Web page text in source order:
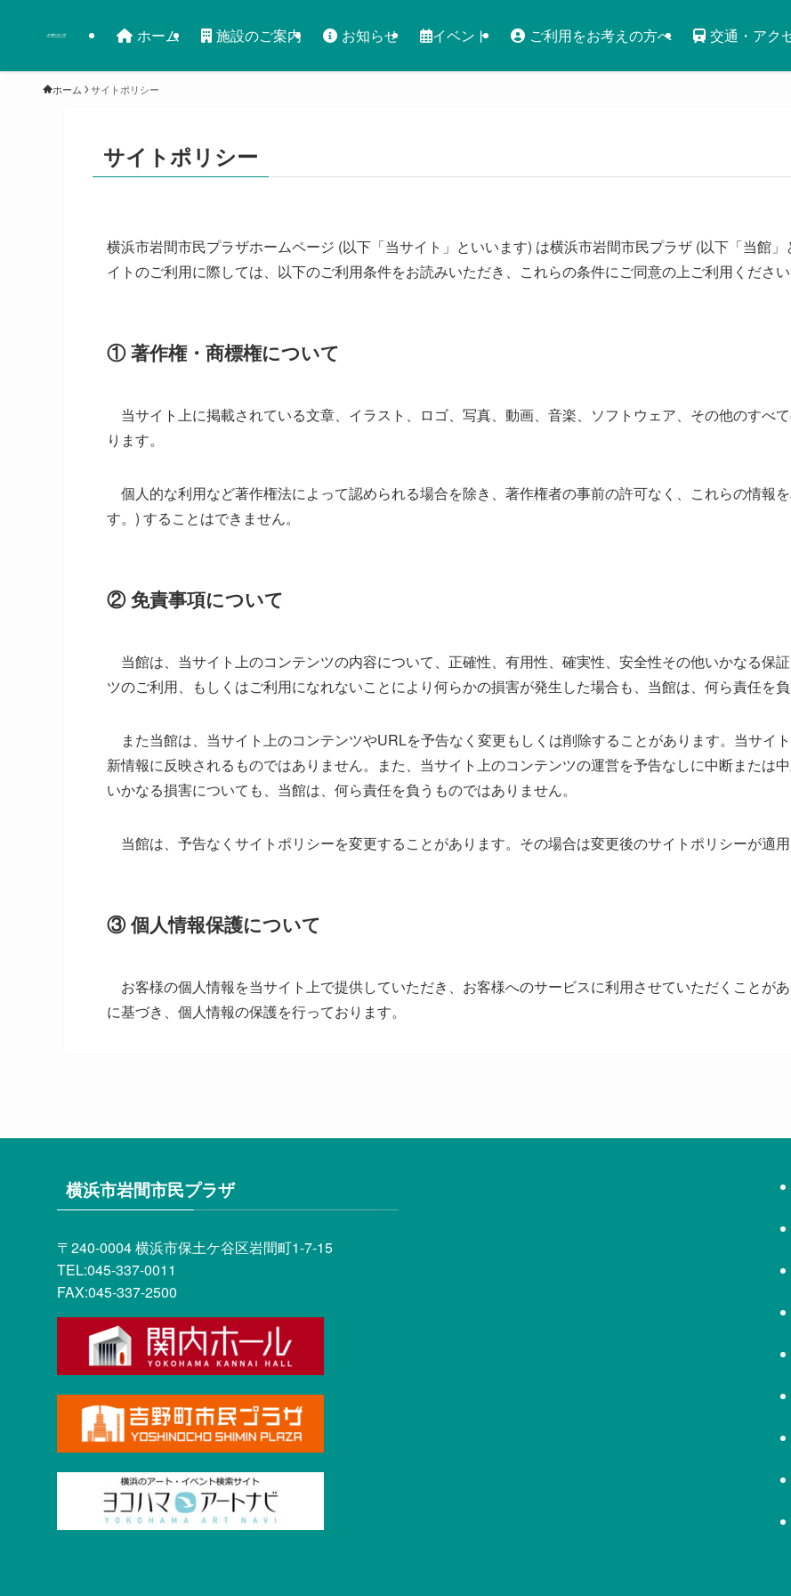
ホーム 施設のご案内 お知らせ イベント ご利用をお考えの方へ 交通・アク
ホーム サイトポリシー
サイトポリシー
横浜市岩間市民プラザホームページ (以下「当サイト」といいます) は横浜市岩間市民プラザ (以下「当館
イトのご利用に際しては、以下のご利用条件をお読みいただき、これらの条件にご同意の上ご利用ください
① 著作権・商標権について
当サイト上に掲載されている文章、イラスト、ロゴ、写真、動画、音楽、ソフトウェア、その他のすべ
ります。
個人的な利用など著作権法によって認められる場合を除き、著作権者の事前の許可なく、これらの情報
す。) することはできません。
② 免責事項について
当館は、当サイト上のコンテンツの内容について、正確性、有用性、確実性、安全性その他いかなる保
ツのご利用、もしくはご利用になれないことにより何らかの損害が発生した場合も、当館は、何ら責任を負
また当館は、当サイト上のコンテンツやURLを予告なく変更もしくは削除することがあります。当サイ
新情報に反映されるものではありません。また、当サイト上のコンテンツの運営を予告なしに中断または
いかなる損害についても、当館は、何ら責任を負うものではありません。
当館は、予告なくサイトポリシーを変更することがあります。その場合は変更後のサイトポリシーが適
③ 個人情報保護について
お客様の個人情報を当サイト上で提供していただき、お客様へのサービスに利用させていただくことが
に基づき、個人情報の保護を行っております。
横浜市岩間市民プラザ
〒240-0004 横浜市保土ケ谷区岩間町1-7-15
TEL:045-337-0011
FAX:045-337-2500